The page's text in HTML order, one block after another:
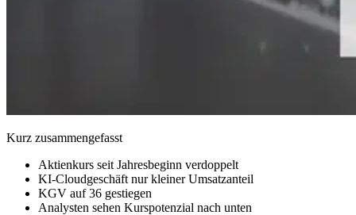
Kurz zusammengefasst
Aktienkurs seit Jahresbeginn verdoppelt
KI-Cloudgeschäft nur kleiner Umsatzanteil
KGV auf 36 gestiegen
Analysten sehen Kurspotenzial nach unten